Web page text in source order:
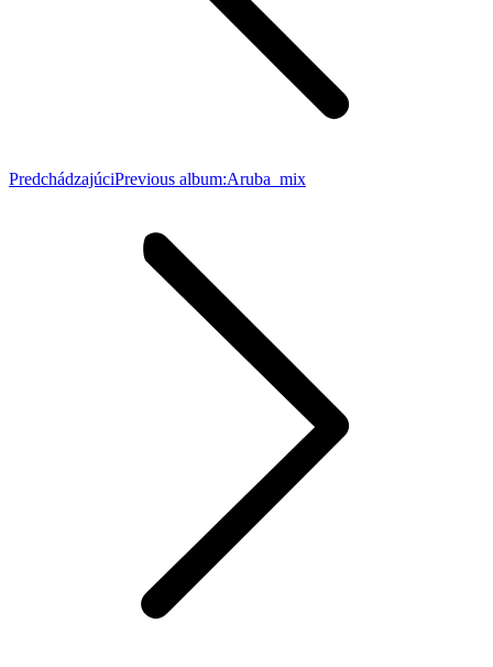
PredchádzajúciPrevious album:Aruba_mix